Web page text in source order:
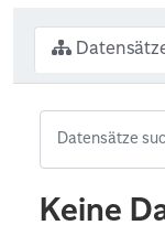
Keine